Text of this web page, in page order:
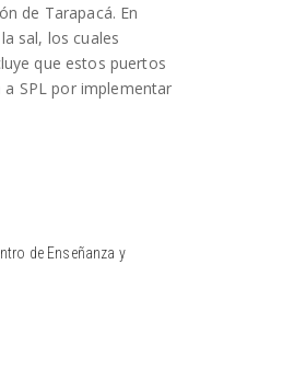
de Tarapacá. En
sal, los cuales
que estos puertos
SPL por implementar
de Enseñanza y